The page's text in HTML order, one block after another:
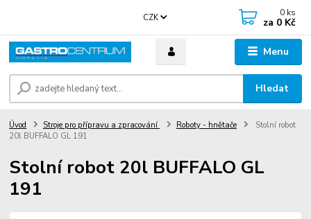
Menu
CZK
Hledat
0 ks
za 0 Kč
Úvod Stroje pro přípravu a zpracování Roboty - hnětače
Stolní robot
20l BUFFALO GL 191
Stolní robot 20l BUFFALO GL
191